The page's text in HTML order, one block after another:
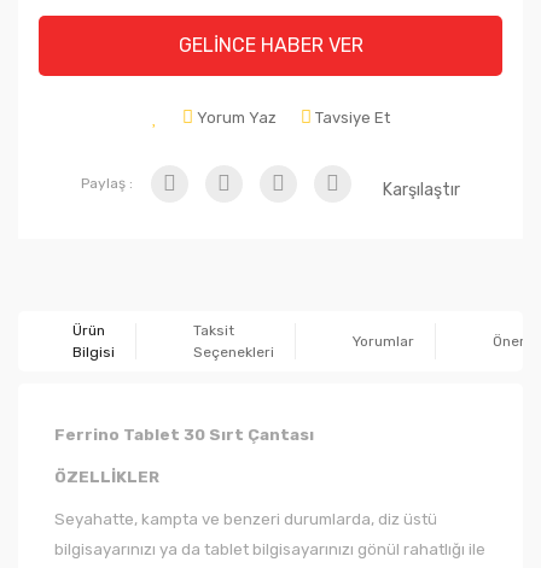
GELİNCE HABER VER
Yorum Yaz Tavsiye Et
Paylaş : Karşılaştır
Ürün
Bilgisi
Taksit
Seçenekleri
Yorumlar
Ferrino Tablet 30 Sırt Çantası
ÖZELLİKLER
Seyahatte, kampta ve benzeri durumlarda, diz üstü
bilgisayarınızı ya da tablet bilgisayarınızı gönül rahatlığı ile